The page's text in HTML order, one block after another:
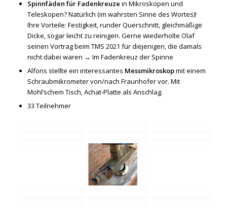
Spinnfäden für Fadenkreuze in Mikroskopen und
Teleskopen? Natürlich (im wahrsten Sinne des Wortes)!
Ihre Vorteile: Festigkeit, runder Querschnitt, gleichmäßige
Dicke, sogar leicht zu reinigen. Gerne wiederholte Olaf
seinen Vortrag beim TMS 2021 für diejenigen, die damals
nicht dabei waren → Im Fadenkreuz der Spinne
Alfons stellte ein interessantes Messmikroskopmit einem
Schraubmikrometer von/nach Fraunhofer vor. Mit
Mohl’schem Tisch, Achat-Platte als Anschlag.
33 Teilnehmer